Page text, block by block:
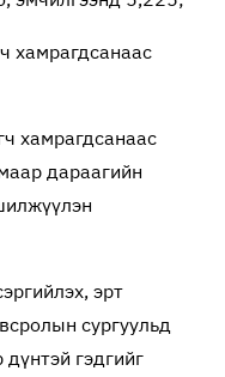
хамрагдсанаас
хамрагдсанаас
дараагийн
эрт
сургуульд
гэдгийг